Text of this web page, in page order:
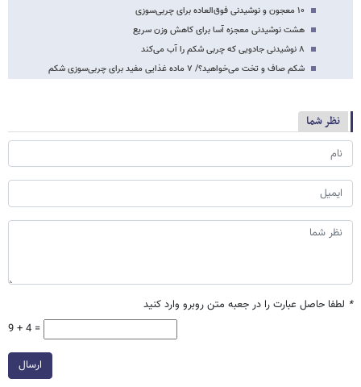
۱۰ معجون‌ و نوشیدنی‌ فوق‌العاده برای چربی‌سوزی
هشت نوشیدنی معجزه آسا برای کاهش وزن سریع
۸ نوشیدنی‌ جادویی که چربی شکم را آب می‌کند
شکم صاف و تخت می‌خواهید؟/ ۷ ماده غذایی مفید برای چربی‌سوزی شکم
نظر شما
* لطفا حاصل عبارت را در جعبه متن روبرو وارد کنید
9 + 4 =
ارسال